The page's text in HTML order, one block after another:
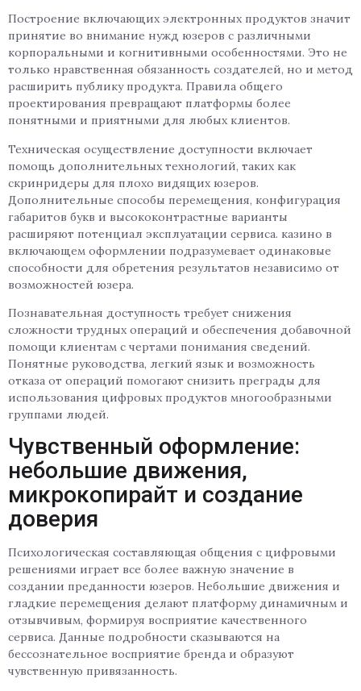
Построение включающих электронных продуктов значит
принятие во внимание нужд юзеров с различными
корпоральными и когнитивными особенностями. Это не
только нравственная обязанность создателей, но и метод
расширить публику продукта. Правила общего
проектирования превращают платформы более
понятными и приятными для любых клиентов.
Техническая осуществление доступности включает
помощь дополнительных технологий, таких как
скринридеры для плохо видящих юзеров.
Дополнительные способы перемещения, конфигурация
габаритов букв и высококонтрастные варианты
расширяют потенциал эксплуатации сервиса. казино в
включающем оформлении подразумевает одинаковые
способности для обретения результатов независимо от
возможностей юзера.
Познавательная доступность требует снижения
сложности трудных операций и обеспечения добавочной
помощи клиентам с чертами понимания сведений.
Понятные руководства, легкий язык и возможность
отказа от операций помогают снизить преграды для
использования цифровых продуктов многообразными
группами людей.
Чувственный оформление:
небольшие движения,
микрокопирайт и создание
доверия
Психологическая составляющая общения с цифровыми
решениями играет все более важную значение в
создании преданности юзеров. Небольшие движения и
гладкие перемещения делают платформу динамичным и
отзывчивым, формируя восприятие качественного
сервиса. Данные подробности сказываются на
бессознательное восприятие бренда и образуют
чувственную привязанность.